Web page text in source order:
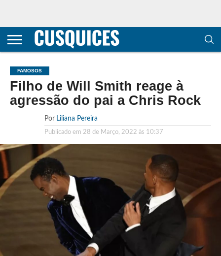
CONTACTOS
HOME
POLÍTICA DE
E COOKIES
SOBRE
TERMOS E
TRANSPARÊNCIA
METODOLOGIA
FAMOSOS
Filho de Will Smith reage à
agressão do pai a Chris Rock
Por Liliana Pereira
Publicado em 28 de Março, 2022 às 10:37